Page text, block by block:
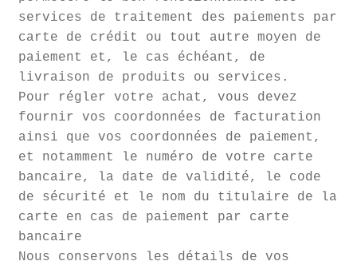
services de traitement des paiements par
carte de crédit ou tout autre moyen de
paiement et, le cas échéant, de
livraison de produits ou services.
Pour régler votre achat, vous devez
fournir vos coordonnées de facturation
ainsi que vos coordonnées de paiement,
et notamment le numéro de votre carte
bancaire, la date de validité, le code
de sécurité et le nom du titulaire de la
carte en cas de paiement par carte
bancaire
Nous conservons les détails de vos